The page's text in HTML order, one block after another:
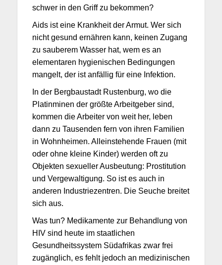
schwer in den Griff zu bekommen?
Aids ist eine Krankheit der Armut. Wer sich
nicht gesund ernähren kann, keinen Zugang
zu sauberem Wasser hat, wem es an
elementaren hygienischen Bedingungen
mangelt, der ist anfällig für eine Infektion.
In der Bergbaustadt Rustenburg, wo die
Platinminen der größte Arbeitgeber sind,
kommen die Arbeiter von weit her, leben
dann zu Tausenden fern von ihren Familien
in Wohnheimen. Alleinstehende Frauen (mit
oder ohne kleine Kinder) werden oft zu
Objekten sexueller Ausbeutung: Prostitution
und Vergewaltigung. So ist es auch in
anderen Industriezentren. Die Seuche breitet
sich aus.
Was tun? Medikamente zur Behandlung von
HIV sind heute im staatlichen
Gesundheitssystem Südafrikas zwar frei
zugänglich, es fehlt jedoch an medizinischen